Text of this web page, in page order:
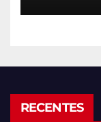
RECENTES